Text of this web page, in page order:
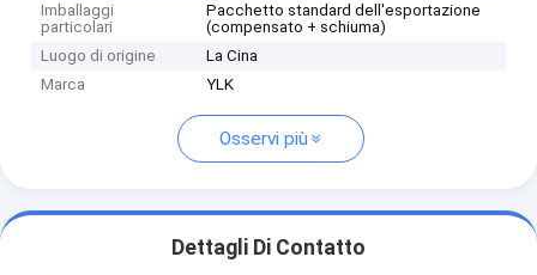
Imballaggi
particolari
Pacchetto standard dell'esportazione
(compensato + schiuma)
Luogo di origine
La Cina
Marca
YLK
Osservi più
Dettagli Di Contatto